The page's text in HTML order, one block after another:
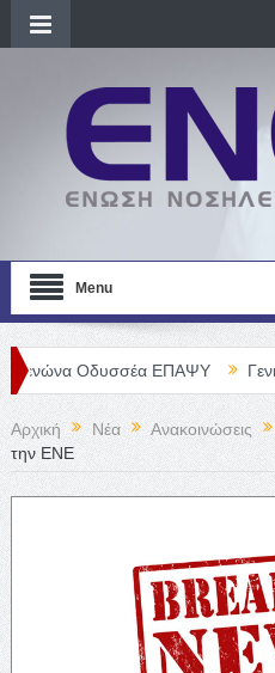
Menu
ΕΠΑΨΥ Γενική
Αρχική Νέα Ανακοινώσεις
την ΕΝΕ